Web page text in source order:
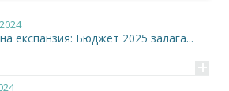
експанзия: Бюджет 2025 залага...
+